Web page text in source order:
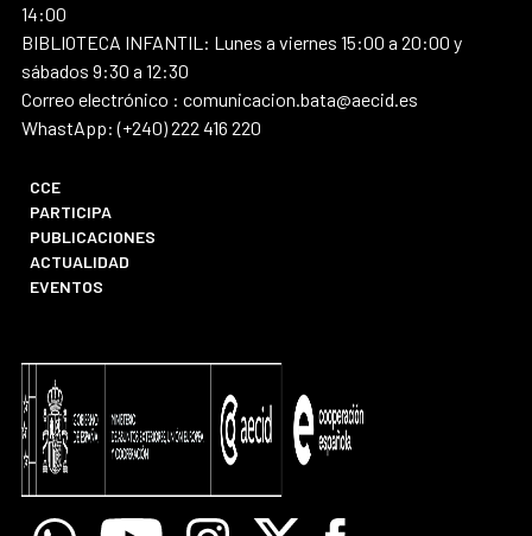
14:00
BIBLIOTECA INFANTIL: Lunes a viernes 15:00 a 20:00 y
sábados 9:30 a 12:30
Correo electrónico : comunicacion.bata@aecid.es
WhastApp: (+240) 222 416 220
CCE
PARTICIPA
PUBLICACIONES
ACTUALIDAD
EVENTOS